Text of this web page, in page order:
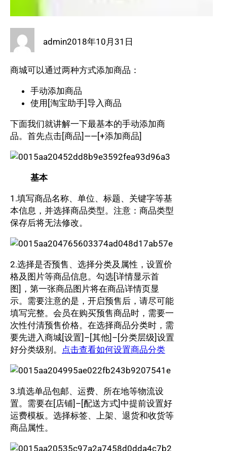
admin2018年10月31日
商城可以通过两种方式添加商品：
手动添加商品
使用[淘宝助手]导入商品
下面我们就讲解一下最基本的手动添加商
品。首先点击[商品]——[+添加商品]
基本
1.填写商品名称、单位、标题、关键字等基
本信息，并选择商品类型。注意：商品类型
保存后将无法修改。
2.选择是否预售、选择分类及属性，设置价
格及图片等商品信息。勾选[详情显示首
图]，第一张商品图片将在商品详情页显
示。需要注意的是，开启预售后，请尽可能
填写完整。会员在购买预售商品时，需要一
次性付清预售价格。在选择商品分类时，需
要先进入商城[设置]–[其他]–[分类层级]设置
好分类级别。 点击查看如何设置商品分类
3.填选单品包邮、运费、所在地等物流设
置。需要在[店铺]–[配送方式]中提前设置好
运费模板。选择标签、上架、退货和收货等
商品属性。